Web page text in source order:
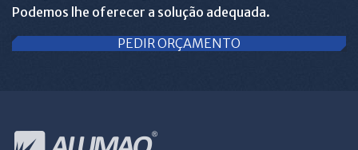
Podemos lhe oferecer a solução adequada.
PEDIR ORÇAMENTO